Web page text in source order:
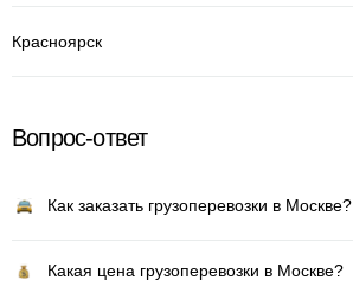
Красноярск
Вопрос-ответ
Как заказать грузоперевозки в Москве?
Какая цена грузоперевозки в Москве?